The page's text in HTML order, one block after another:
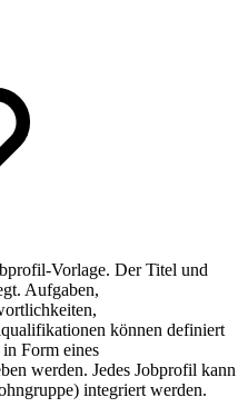
Vorlage. Der Titel und
Aufgaben,
können definiert
Form eines
werden. Jedes Jobprofil kann
integriert werden.